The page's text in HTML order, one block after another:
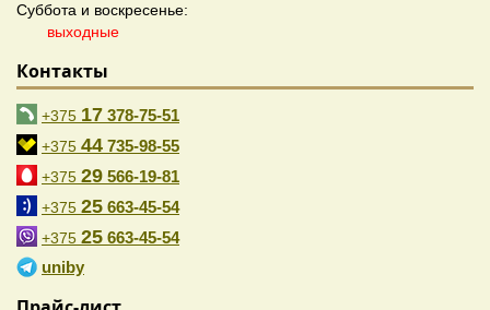
Суббота и воскресенье:
выходные
Контакты
+375 17 378-75-51
+375 44 735-98-55
+375 29 566-19-81
+375 25 663-45-54
+375 25 663-45-54
uniby